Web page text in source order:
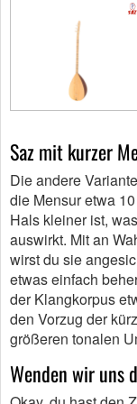
Saz mit kurzer
Die andere
die Mensur etwa
Hals kleiner ist,
auswirkt. Mit an
wirst du sie
etwas einfach
der Klangkorpus
den Vorzug der
größeren tonalen
Wenden wir uns